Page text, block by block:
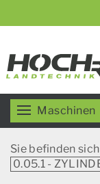
Maschinen
Sie befinden
0.05.1 -